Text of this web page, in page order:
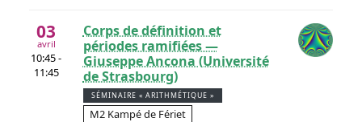
03
avril
10:45 -
11:45
Corps de définition et
périodes ramifiées —
Giuseppe Ancona (Université
de Strasbourg)
SÉMINAIRE « ARITHMÉTIQUE »
M2 Kampé de Fériet